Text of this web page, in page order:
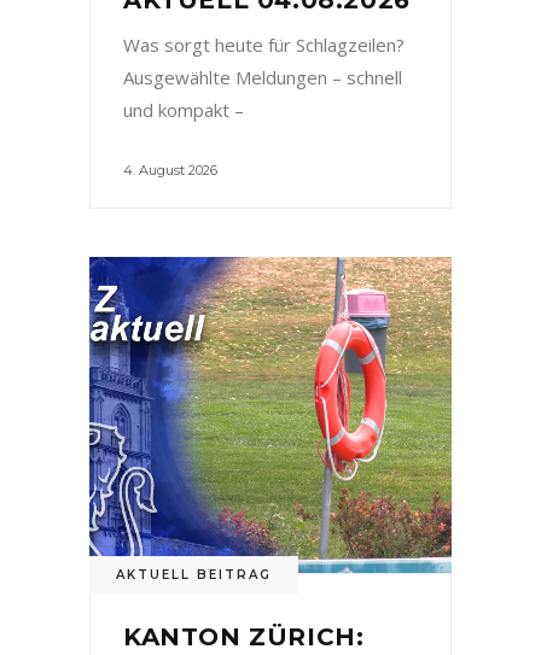
Was sorgt heute für Schlagzeilen?
Ausgewählte Meldungen – schnell
und kompakt –
4. August 2026
AKTUELL BEITRAG
KANTON ZÜRICH: